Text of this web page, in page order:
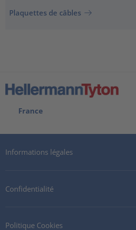
Plaquettes de câbles
France
Informations légales
Confidentialité
Politique Cookies